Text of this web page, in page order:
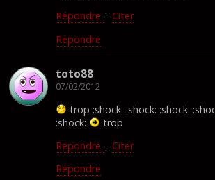
Répondre – Citer
Répondre
toto88
07/02/2012
trop :shock: :shock: :shock:
:shock:
trop
Répondre – Citer
Répondre